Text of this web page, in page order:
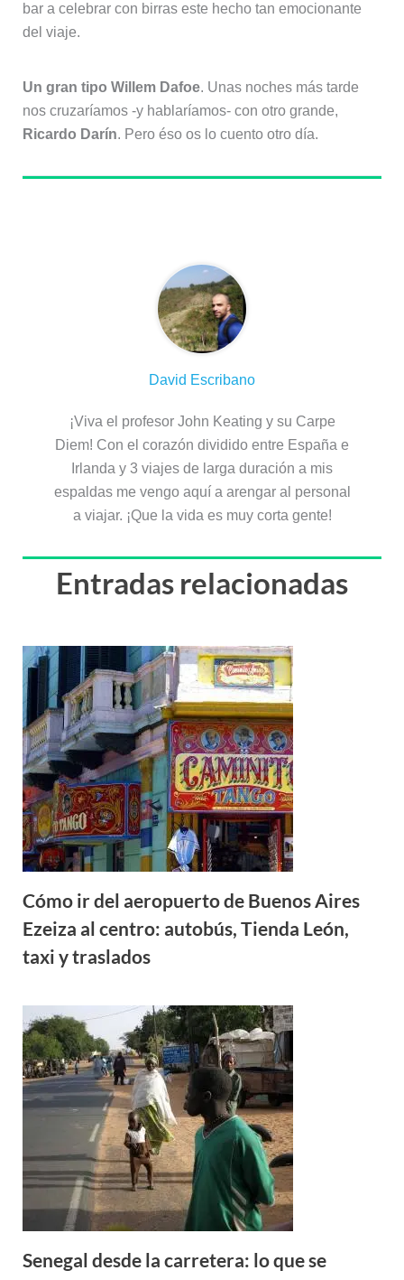
bar a celebrar con birras este hecho tan emocionante
del viaje.
Un gran tipo Willem Dafoe. Unas noches más tarde
nos cruzaríamos -y hablaríamos- con otro grande,
Ricardo Darín. Pero éso os lo cuento otro día.
David Escribano
¡Viva el profesor John Keating y su Carpe
Diem! Con el corazón dividido entre España e
Irlanda y 3 viajes de larga duración a mis
espaldas me vengo aquí a arengar al personal
a viajar. ¡Que la vida es muy corta gente!
Entradas relacionadas
Cómo ir del aeropuerto de Buenos Aires
Ezeiza al centro: autobús, Tienda León,
taxi y traslados
Senegal desde la carretera: lo que se